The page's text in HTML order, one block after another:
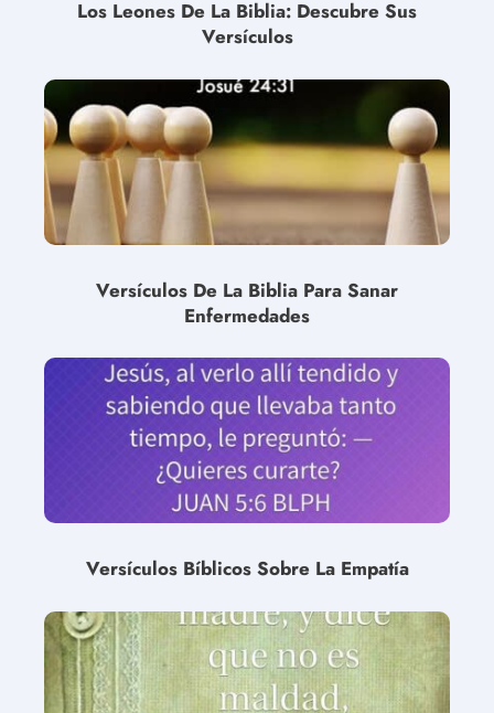
Los Leones De La Biblia: Descubre Sus
Versículos
Versículos De La Biblia Para Sanar
Enfermedades
Versículos Bíblicos Sobre La Empatía